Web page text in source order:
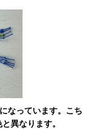
なっています。こち
異なります。